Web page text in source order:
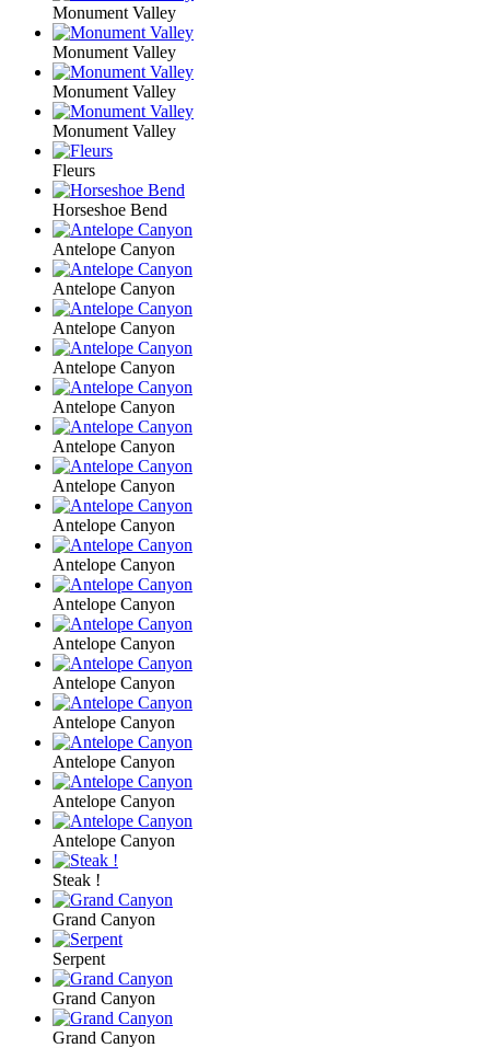
Monument Valley
Monument Valley
Monument Valley
Monument Valley
Fleurs
Horseshoe Bend
Antelope Canyon
Antelope Canyon
Antelope Canyon
Antelope Canyon
Antelope Canyon
Antelope Canyon
Antelope Canyon
Antelope Canyon
Antelope Canyon
Antelope Canyon
Antelope Canyon
Antelope Canyon
Antelope Canyon
Antelope Canyon
Antelope Canyon
Antelope Canyon
Steak !
Grand Canyon
Serpent
Grand Canyon
Grand Canyon